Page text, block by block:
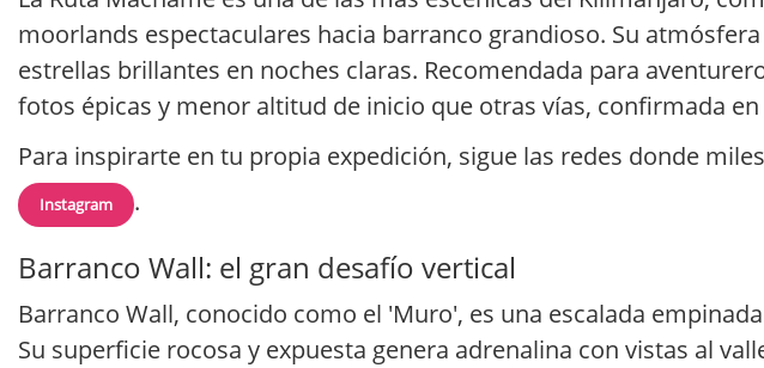
moorlands espectaculares hacia barranco grandioso. Su
estrellas brillantes en noches claras. Recomendada para
fotos épicas y menor altitud de inicio que otras vías, confirmada en
Para inspirarte en tu propia expedición, sigue las redes donde
Instagram .
Barranco Wall: el gran desafío vertical
Barranco Wall, conocido como el 'Muro', es una escalada
Su superficie rocosa y expuesta genera adrenalina con vistas al